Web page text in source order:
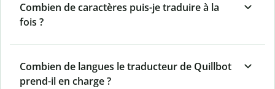
Combien de caractères puis-je traduire à la
fois ?
Combien de langues le traducteur de Quillbot
prend-il en charge ?